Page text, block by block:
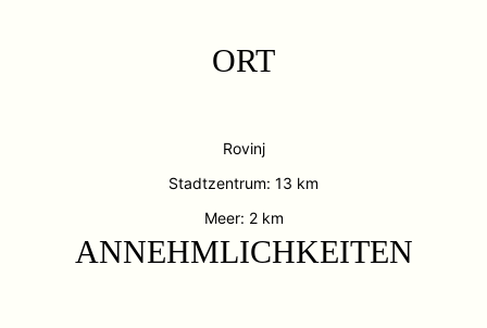
ORT
Rovinj
Stadtzentrum: 13 km
Meer: 2 km
ANNEHMLICHKEITEN